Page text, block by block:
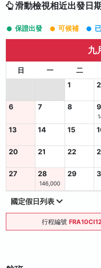
滑動檢視相近出發日期
保證出發 可候補
九
日 一 二
1
2
6 7 8 9
13 14 15
20 21 22
27 28
146,000
29
國定假日列表
行程編號